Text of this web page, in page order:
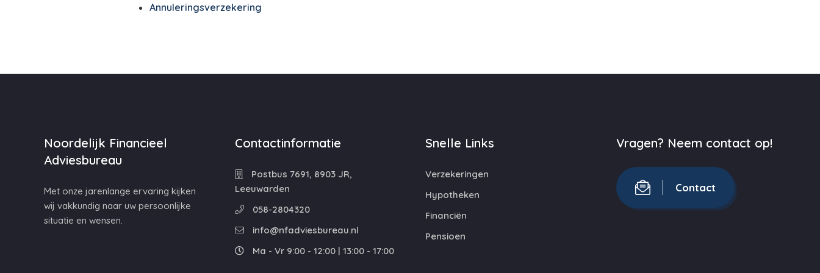
Annuleringsverzekering
Noordelijk Financieel
Adviesbureau
Met onze jarenlange ervaring kijken
wij vakkundig naar uw persoonlijke
situatie en wensen.
Contactinformatie
Postbus 7691, 8903 JR,
Leeuwarden
058-2804320
info@nfadviesbureau.nl
Ma - Vr 9:00 - 12:00 | 13:00 - 17:00
Snelle Links
Verzekeringen
Hypotheken
Financiën
Pensioen
Vragen? Neem contact op!
Contact